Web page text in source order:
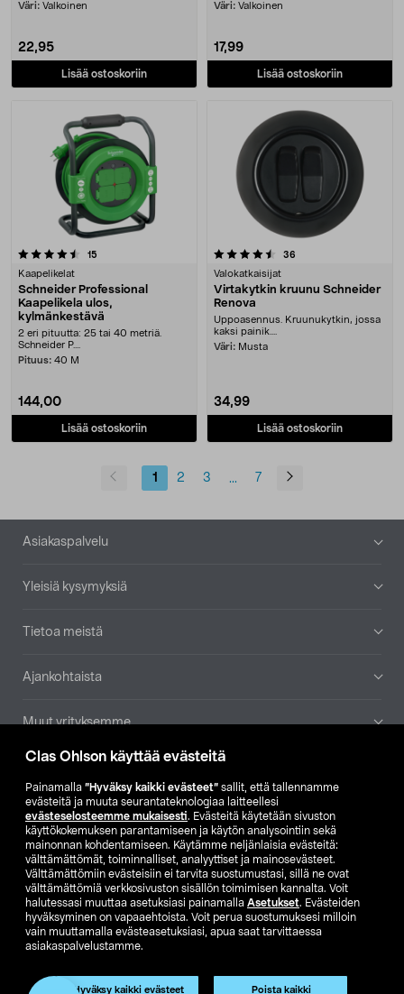
Clas Ohlson käyttää evästeitä
Painamalla ”Hyväksy kaikki evästeet” sallit, että tallennamme
evästeitä ja muuta seurantateknologiaa laitteellesi
evästeselosteemme mukaisesti. Evästeitä käytetään sivuston
käyttökokemuksen parantamiseen ja käytön analysointiin sekä
mainonnan kohdentamiseen. Käytämme neljänlaisia evästeitä:
välttämättömät, toiminnalliset, analyyttiset ja mainosevästeet.
Välttämättömiin evästeisiin ei tarvita suostumustasi, sillä ne ovat
välttämättömiä verkkosivuston sisällön toimimisen kannalta. Voit
halutessasi muuttaa asetuksiasi painamalla Asetukset. Evästeiden
hyväksyminen on vapaaehtoista. Voit perua suostumuksesi milloin
vain muuttamalla evästeasetuksiasi, apua saat tarvittaessa
asiakaspalvelustamme.
Hyväksy kaikki evästeet Poista kaikki
Väri: Valkoinen
22,95
Lisää ostoskoriin
Väri: Valkoinen
17,99
Lisää ostoskoriin
15
Kaapelikelat
Schneider Professional
Kaapelikela ulos,
kylmänkestävä
2 eri pituutta: 25 tai 40 metriä.
Schneider P....
Pituus: 40 M
144,00
Lisää ostoskoriin
4.5 viidestä tähdestä 36
Valokatkaisijat
Virtakytkin kruunu Schneider
Renova
Uppoasennus. Kruunukytkin, jossa
kaksi painik....
Väri: Musta
34,99
Lisää ostoskoriin
1 2 3 ... 7
Alatunniste
Asiakaspalvelu
Yleisiä kysymyksiä
Tietoa meistä
Ajankohtaista
Muut yrityksemme
Etsi myymälä
SE NO FI
FI SV
Näytä hinnat ilman ALV:a